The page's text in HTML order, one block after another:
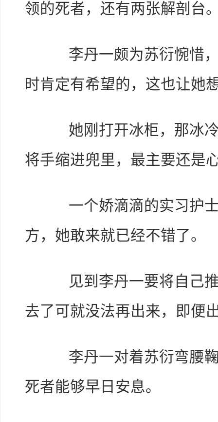
领的死者，还有两张解剖台
李丹一颇为苏衍惋惜，
时肯定有希望的，这也让她
她刚打开冰柜，那冰冷
将手缩进兜里，最主要还是
一个娇滴滴的实习护士
方，她敢来就已经不错了。
见到李丹一要将自己推
去了可就没法再出来，即便
李丹一对着苏衍弯腰鞠
死者能够早日安息。